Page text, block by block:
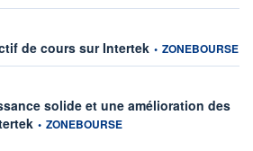
de cours sur Intertekinformation fournie
• ZONEBOURSE
solide et une amélioration des
information fournie par
• ZONEBOURSE